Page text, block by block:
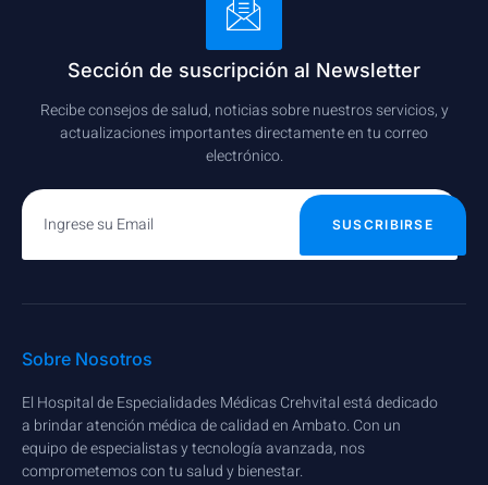
Sección de suscripción al Newsletter
Recibe consejos de salud, noticias sobre nuestros servicios, y
actualizaciones importantes directamente en tu correo
electrónico.
SUSCRIBIRSE
Sobre Nosotros
El Hospital de Especialidades Médicas Crehvital está dedicado
a brindar atención médica de calidad en Ambato. Con un
equipo de especialistas y tecnología avanzada, nos
comprometemos con tu salud y bienestar.